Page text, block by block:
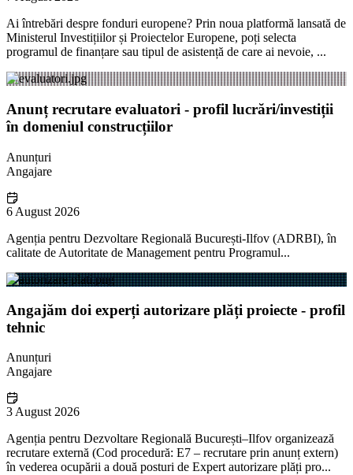
Ai întrebări despre fonduri europene? Prin noua platformă lansată de
Ministerul Investițiilor și Proiectelor Europene, poți selecta
programul de finanțare sau tipul de asistență de care ai nevoie, ...
Anunț recrutare evaluatori - profil lucrări/investiții
în domeniul construcțiilor
Anunțuri
Angajare
6 August 2026
Agenția pentru Dezvoltare Regională București-Ilfov (ADRBI), în
calitate de Autoritate de Management pentru Programul...
Angajăm doi experți autorizare plăți proiecte - profil
tehnic
Anunțuri
Angajare
3 August 2026
Agenția pentru Dezvoltare Regională București–Ilfov organizează
recrutare externă (Cod procedură: E7 – recrutare prin anunț extern)
în vederea ocupării a două posturi de Expert autorizare plăți pro...